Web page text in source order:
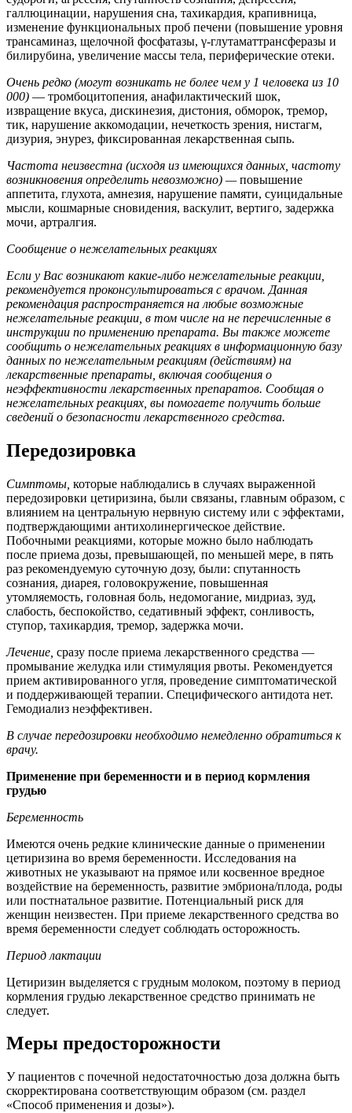
галлюцинации, нарушения сна, тахикардия, крапивница,
изменение функциональных проб печени (повышение уровня
трансаминаз, щелочной фосфатазы, γ-глутаматтрансферазы и
билирубина, увеличение массы тела, периферические отеки.
Очень редко (могут возникать не более чем у 1 человека из 10
000) — тромбоцитопения, анафилактический шок,
извращение вкуса, дискинезия, дистония, обморок, тремор,
тик, нарушение аккомодации, нечеткость зрения, нистагм,
дизурия, энурез, фиксированная лекарственная сыпь.
Частота неизвестна (исходя из имеющихся данных, частоту
возникновения определить невозможно) —повышение
аппетита, глухота, амнезия, нарушение памяти, суицидальные
мысли, кошмарные сновидения, васкулит, вертиго, задержка
мочи, артралгия.
Сообщение о нежелательных реакциях
Если у Вас возникают какие-либо нежелательные реакции,
рекомендуется проконсультироваться с врачом. Данная
рекомендация распространяется на любые возможные
нежелательные реакции, в том числе на не перечисленные в
инструкции по применению препарата. Вы также можете
сообщить о нежелательных реакциях в информационную базу
данных по нежелательным реакциям (действиям) на
лекарственные препараты, включая сообщения о
неэффективности лекарственных препаратов. Сообщая о
нежелательных реакциях, вы помогаете получить больше
сведений о безопасности лекарственного средства.
Передозировка
Симптомы, которые наблюдались в случаях выраженной
передозировки цетиризина, были связаны, главным образом, с
влиянием на центральную нервную систему или с эффектами,
подтверждающими антихолинергическое действие.
Побочными реакциями, которые можно было наблюдать
после приема дозы, превышающей, по меньшей мере, в пять
раз рекомендуемую суточную дозу, были: спутанность
сознания, диарея, головокружение, повышенная
утомляемость, головная боль, недомогание, мидриаз, зуд,
слабость, беспокойство, седативный эффект, сонливость,
ступор, тахикардия, тремор, задержка мочи.
Лечение, сразу после приема лекарственного средства —
промывание желудка или стимуляция рвоты. Рекомендуется
прием активированного угля, проведение симптоматической
и поддерживающей терапии. Специфического антидота нет.
Гемодиализ неэффективен.
В случае передозировки необходимо немедленно обратиться к
врачу.
Применение при беременности и в период кормления
грудью
Беременность
Имеются очень редкие клинические данные о применении
цетиризина во время беременности. Исследования на
животных не указывают на прямое или косвенное вредное
воздействие на беременность, развитие эмбриона/плода, роды
или постнатальное развитие. Потенциальный риск для
женщин неизвестен. При приеме лекарственного средства во
время беременности следует соблюдать осторожность.
Период лактации
Цетиризин выделяется с грудным молоком, поэтому в период
кормления грудью лекарственное средство принимать не
следует.
Меры предосторожности
У пациентов с почечной недостаточностью доза должна быть
скорректирована соответствующим образом (см. раздел
«Способ применения и дозы»).